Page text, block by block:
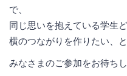
で、
同じ思いを抱えている学生ど
横のつながりを作りたい、
みなさまのご参加をお待ちし